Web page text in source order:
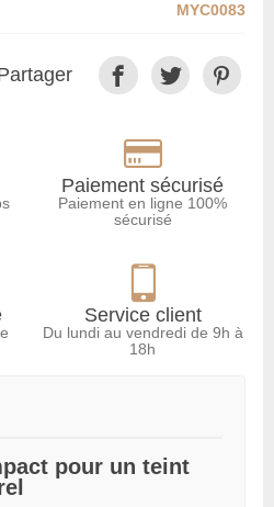
MYC0083
Paiement sécurisé
Paiement en ligne 100%
sécurisé
Service client
Du lundi au vendredi de 9h à
18h
pour un teint